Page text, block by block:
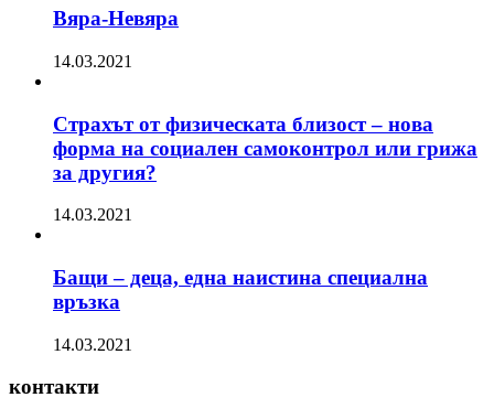
Вяра-Невяра
14.03.2021
Страхът от физическата близост – нова
форма на социален самоконтрол или грижа
за другия?
14.03.2021
Бащи – деца, една наистина специална
връзка
14.03.2021
контакти